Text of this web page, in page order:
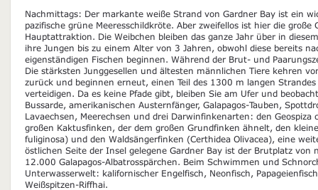
Nachmittags: Der markante weiße Strand von Gardner Bay ist ein
pazifische grüne Meeresschildkröte. Aber zweifellos ist hier die große
Hauptattraktion. Die Weibchen bleiben das ganze Jahr über in
ihre Jungen bis zu einem Alter von 3 Jahren, obwohl diese bereits
eigenständigen Fischen beginnen. Während der Brut- und
Die stärksten Junggesellen und ältesten männlichen Tiere kehren
zurück und beginnen erneut, einen Teil des 1300 m langen
verteidigen. Da es keine Pfade gibt, bleiben Sie am Ufer und
Bussarde, amerikanischen Austernfänger, Galapagos-Tauben,
Lavaechsen, Meerechsen und drei Darwinfinkenarten: den Geospiza
großen Kaktusfinken, der dem großen Grundfinken ähnelt, den
fuliginosa) und den Waldsängerfinken (Certhidea Olivacea), eine
östlichen Seite der Insel gelegene Gardner Bay ist der Brutplatz von
12.000 Galapagos-Albatrosspärchen. Beim Schwimmen und
Unterwasserwelt: kalifornischer Engelfisch, Neonfisch,
Weißspitzen-Riffhai.